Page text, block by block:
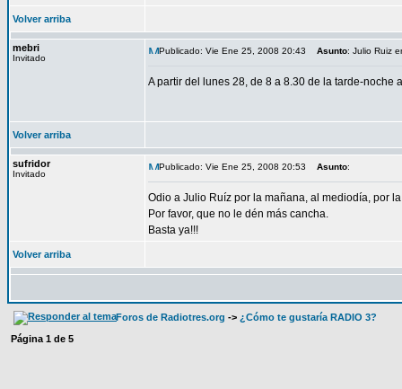
Volver arriba
mebri
Invitado
Publicado: Vie Ene 25, 2008 20:43 Asunto: Julio Ruiz
A partir del lunes 28, de 8 a 8.30 de la tarde-noche
Volver arriba
sufridor
Invitado
Publicado: Vie Ene 25, 2008 20:53 Asunto:
Odio a Julio Ruíz por la mañana, al mediodía, por
Por favor, que no le dén más cancha.
Basta ya!!!
Volver arriba
Foros de Radiotres.org -> ¿Cómo te gustaría RADIO 3?
Página 1 de 5